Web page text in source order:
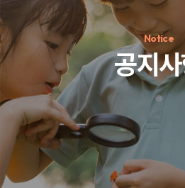
인기 키워드
#정기후원#하트플레이스#캠페
Notice
공지